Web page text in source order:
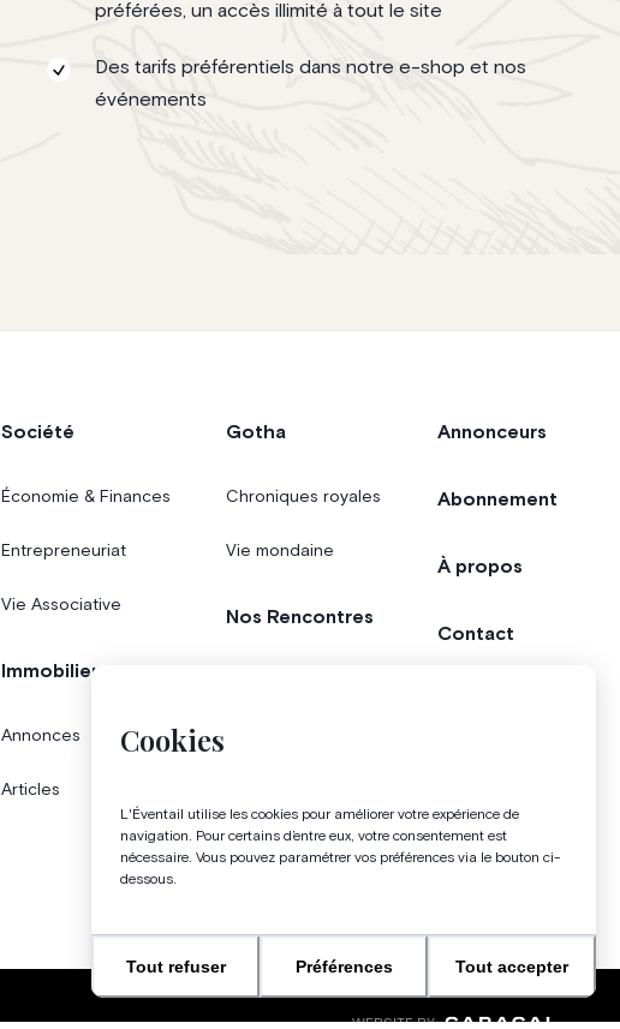
Cookies
L'Éventail utilise les cookies pour améliorer votre expérience de
navigation. Pour certains d’entre eux, votre consentement est
nécessaire. Vous pouvez paramétrer vos préférences via le bouton ci-
dessous.
Tout refuser Préférences Tout accepter
préférées, un accès illimité à tout le site
Des tarifs préférentiels dans notre e-shop et nos
événements
Société
Économie & Finances
Entrepreneuriat
Vie Associative
Immobilier
Annonces
Articles
Gotha
Chroniques royales
Vie mondaine
Nos Rencontres
Magazine
Annonceurs
Abonnement
À propos
Contact
WEBSITE BY